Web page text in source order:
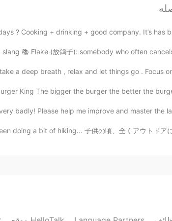
The same world,the same
thanks a lot for sharing this with us, it's very
? Cooking + drinking + good company. It’s has
📚 Flake (放鸽子): somebody who often
a deep breath , relax and let things go . Focus on
King The bigger the burger the better the
badly! Please help me improve and master the
。 So recently I’ve been doing a bit of hiking... 子供の頃、全くアウトド